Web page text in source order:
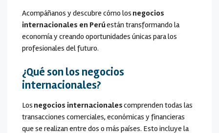
Acompáñanos y descubre cómo los negocios
internacionales en Perúestán transformando la
economía y creando oportunidades únicas para los
profesionales del futuro.
¿Qué son los negocios
internacionales?
Los negocios internacionalescomprenden todas las
transacciones comerciales, económicas y financieras
que se realizan entre dos o más países. Esto incluye la